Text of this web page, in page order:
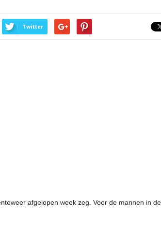
Twitter
afgelopen week zeg. Voor de mannen in